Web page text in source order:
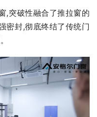
,突破性融合了推拉窗的
密封,彻底终结了传统门